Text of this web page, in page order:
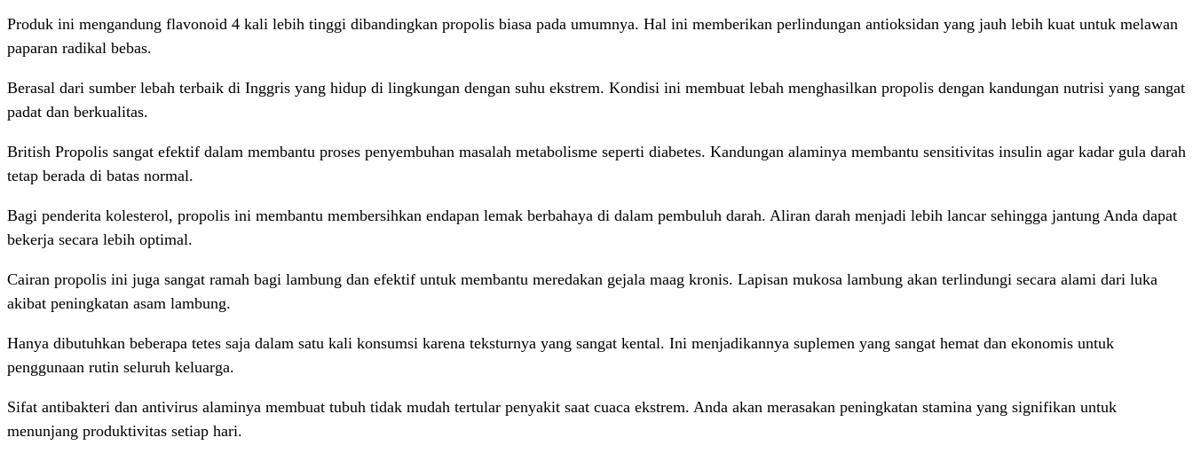
Produk ini mengandung flavonoid 4 kali lebih tinggi dibandingkan propolis biasa pada umumnya. Hal ini memberikan perlindungan antioksidan yang jauh lebih kuat untuk melawan
paparan radikal bebas.
Berasal dari sumber lebah terbaik di Inggris yang hidup di lingkungan dengan suhu ekstrem. Kondisi ini membuat lebah menghasilkan propolis dengan kandungan nutrisi yang sangat
padat dan berkualitas.
British Propolis sangat efektif dalam membantu proses penyembuhan masalah metabolisme seperti diabetes. Kandungan alaminya membantu sensitivitas insulin agar kadar gula darah
tetap berada di batas normal.
Bagi penderita kolesterol, propolis ini membantu membersihkan endapan lemak berbahaya di dalam pembuluh darah. Aliran darah menjadi lebih lancar sehingga jantung Anda dapat
bekerja secara lebih optimal.
Cairan propolis ini juga sangat ramah bagi lambung dan efektif untuk membantu meredakan gejala maag kronis. Lapisan mukosa lambung akan terlindungi secara alami dari luka
akibat peningkatan asam lambung.
Hanya dibutuhkan beberapa tetes saja dalam satu kali konsumsi karena teksturnya yang sangat kental. Ini menjadikannya suplemen yang sangat hemat dan ekonomis untuk
penggunaan rutin seluruh keluarga.
Sifat antibakteri dan antivirus alaminya membuat tubuh tidak mudah tertular penyakit saat cuaca ekstrem. Anda akan merasakan peningkatan stamina yang signifikan untuk
menunjang produktivitas setiap hari.